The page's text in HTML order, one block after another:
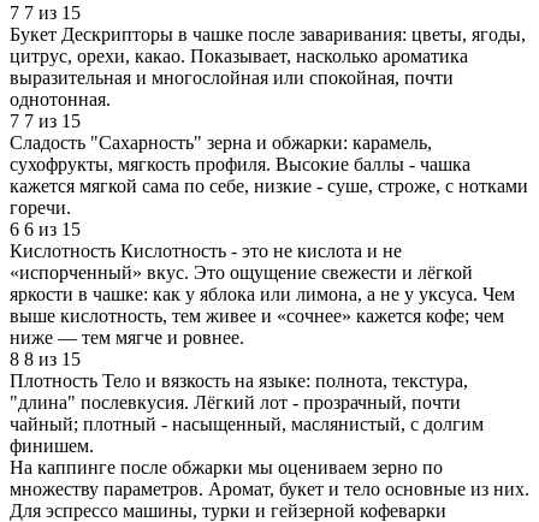
7 7 из 15
Букет Дескрипторы в чашке после заваривания: цветы, ягоды,
цитрус, орехи, какао. Показывает, насколько ароматика
выразительная и многослойная или спокойная, почти
однотонная.
7 7 из 15
Сладость "Сахарность" зерна и обжарки: карамель,
сухофрукты, мягкость профиля. Высокие баллы - чашка
кажется мягкой сама по себе, низкие - суше, строже, с нотками
горечи.
6 6 из 15
Кислотность Кислотность - это не кислота и не
«испорченный» вкус. Это ощущение свежести и лёгкой
яркости в чашке: как у яблока или лимона, а не у уксуса. Чем
выше кислотность, тем живее и «сочнее» кажется кофе; чем
ниже — тем мягче и ровнее.
8 8 из 15
Плотность Тело и вязкость на языке: полнота, текстура,
"длина" послевкусия. Лёгкий лот - прозрачный, почти
чайный; плотный - насыщенный, маслянистый, с долгим
финишем.
На каппинге после обжарки мы оцениваем зерно по
множеству параметров. Аромат, букет и тело основные из них.
Для эспрессо машины, турки и гейзерной кофеварки